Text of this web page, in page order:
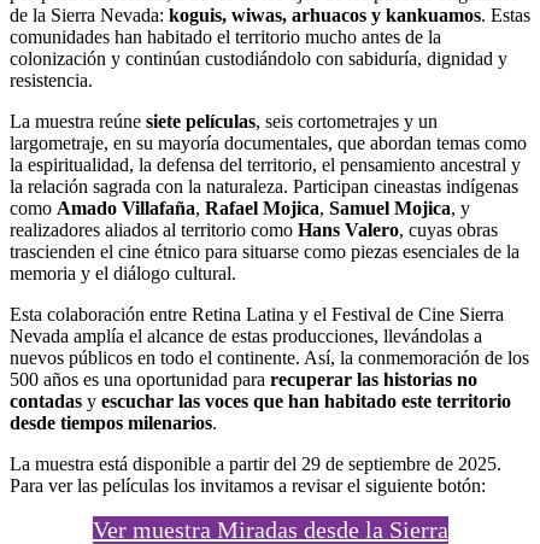
de la Sierra Nevada: koguis, wiwas, arhuacos y kankuamos. Estas
comunidades han habitado el territorio mucho antes de la
colonización y continúan custodiándolo con sabiduría, dignidad y
resistencia.
La muestra reúne siete películas, seis cortometrajes y un
largometraje, en su mayoría documentales, que abordan temas como
la espiritualidad, la defensa del territorio, el pensamiento ancestral y
la relación sagrada con la naturaleza. Participan cineastas indígenas
como Amado Villafaña, Rafael Mojica, Samuel Mojica, y
realizadores aliados al territorio como Hans Valero, cuyas obras
trascienden el cine étnico para situarse como piezas esenciales de la
memoria y el diálogo cultural.
Esta colaboración entre Retina Latina y el Festival de Cine Sierra
Nevada amplía el alcance de estas producciones, llevándolas a
nuevos públicos en todo el continente. Así, la conmemoración de los
500 años es una oportunidad para recuperar las historias no
contadas y escuchar las voces que han habitado este territorio
desde tiempos milenarios.
La muestra está disponible a partir del 29 de septiembre de 2025.
Para ver las películas los invitamos a revisar el siguiente botón:
Ver muestra Miradas desde la Sierra